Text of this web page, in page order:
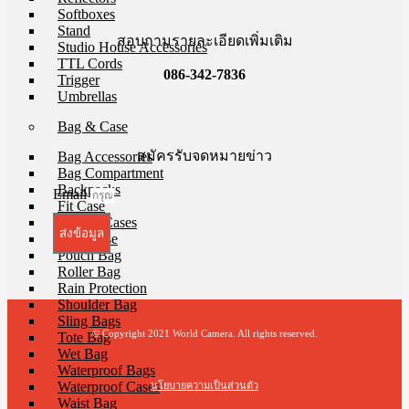
Softboxes
Stand
Studio House Accessories
TTL Cords
Trigger
Umbrellas
Bag & Case
Bag Accessories
Bag Compartment
Backpacks
Fit Case
Holster Cases
Lens Case
Pouch Bag
Roller Bag
Rain Protection
Shoulder Bag
Sling Bags
Tote Bag
Wet Bag
Waterproof Bags
Waterproof Cases
Waist Bag
สอบถามรายละเอียดเพิ่มเติม
086-342-7836
สมัครรับจดหมายข่าว
Email
ส่งข้อมูล
© Copyright 2021 World Camera. All rights reserved.
นโยบายความเป็นส่วนตัว